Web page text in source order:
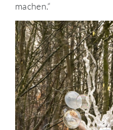
machen.“